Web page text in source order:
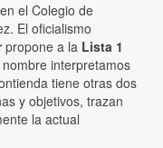
el Colegio de
El oficialismo
propone a la Lista 1
interpretamos
tiene otras dos
y objetivos, trazan
la actual